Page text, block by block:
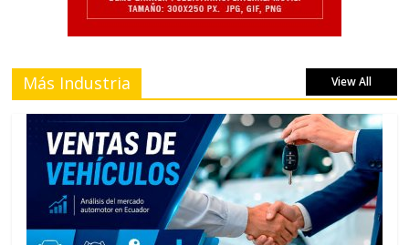
Más Industria View All